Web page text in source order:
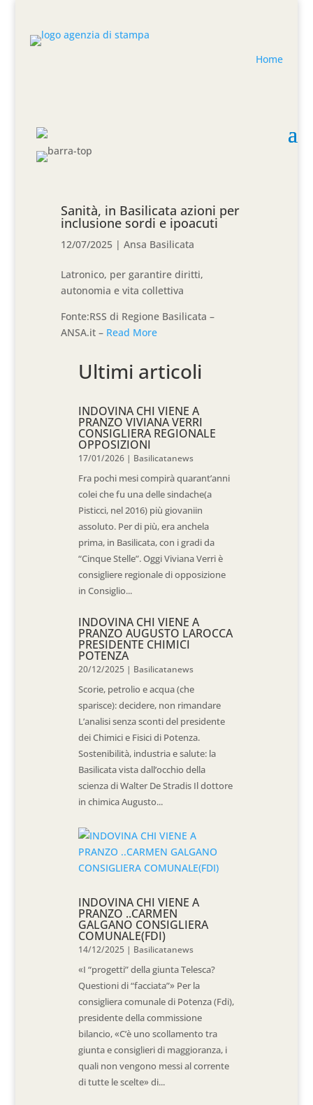
Home
Sanità, in Basilicata azioni per
inclusione sordi e ipoacuti
12/07/2025 |Ansa Basilicata
Latronico, per garantire diritti,
autonomia e vita collettiva
Fonte:RSS di Regione Basilicata –
ANSA.it – Read More
Ultimi articoli
INDOVINA CHI VIENE A
PRANZO VIVIANA VERRI
CONSIGLIERA REGIONALE
OPPOSIZIONI
17/01/2026 | Basilicatanews
Fra pochi mesi compirà quarant’anni
colei che fu una delle sindache(a
Pisticci, nel 2016) più giovaniin
assoluto. Per di più, era anchela
prima, in Basilicata, con i gradi da
“Cinque Stelle”. Oggi Viviana Verri è
consigliere regionale di opposizione
in Consiglio...
INDOVINA CHI VIENE A
PRANZO AUGUSTO LAROCCA
PRESIDENTE CHIMICI
POTENZA
20/12/2025 | Basilicatanews
Scorie, petrolio e acqua (che
sparisce): decidere, non rimandare
L’analisi senza sconti del presidente
dei Chimici e Fisici di Potenza.
Sostenibilità, industria e salute: la
Basilicata vista dall’occhio della
scienza di Walter De Stradis Il dottore
in chimica Augusto...
INDOVINA CHI VIENE A
PRANZO ..CARMEN
GALGANO CONSIGLIERA
COMUNALE(FDI)
14/12/2025 | Basilicatanews
«I “progetti” della giunta Telesca?
Questioni di “facciata”» Per la
consigliera comunale di Potenza (Fdi),
presidente della commissione
bilancio, «C’è uno scollamento tra
giunta e consiglieri di maggioranza, i
quali non vengono messi al corrente
di tutte le scelte» di...